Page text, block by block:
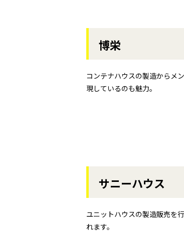
博栄
コンテナハウスの製造からメ
現しているのも魅力。
サニーハウス
ユニットハウスの製造販売を
れます。